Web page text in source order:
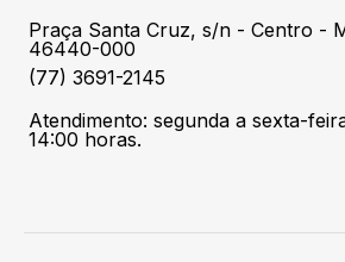
Praça Santa Cruz, s/n - Centro -
46440-000
(77) 3691-2145
Atendimento: segunda a sexta-
14:00 horas.